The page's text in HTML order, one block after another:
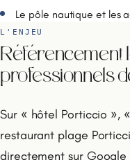
Le pôle nautique et les
L'ENJEU
Référencement
professionnels
Sur « hôtel Porticcio »,
restaurant plage
directement sur